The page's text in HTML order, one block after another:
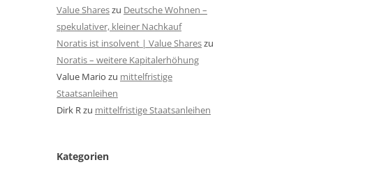
Value Shareszu Deutsche Wohnen –
spekulativer, kleiner Nachkauf
Noratis ist insolvent | Value Shareszu
Noratis – weitere Kapitalerhöhung
Value Mario zu mittelfristige
Staatsanleihen
Dirk Rzu mittelfristige Staatsanleihen
Kategorien